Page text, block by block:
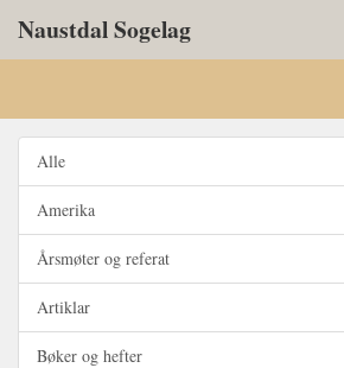
Naustdal Sogelag
Alle
Amerika
Årsmøter og referat
Artiklar
Bøker og hefter